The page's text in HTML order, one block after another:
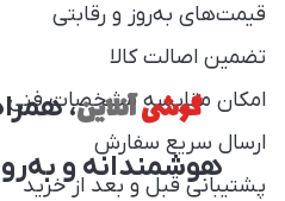
قیمت‌های به‌روز و رقابتی
تضمین اصالت کالا
امکان مقایسه مشخصات فنی
ارسال سریع سفارش
پشتیبانی قبل و بعد از خرید
گوشیآنلاین،
هوشمندانه و